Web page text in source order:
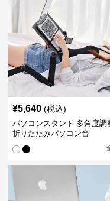
¥5,640 (税込)
パソコンスタンド 多角度調
折りたたみパソコン台